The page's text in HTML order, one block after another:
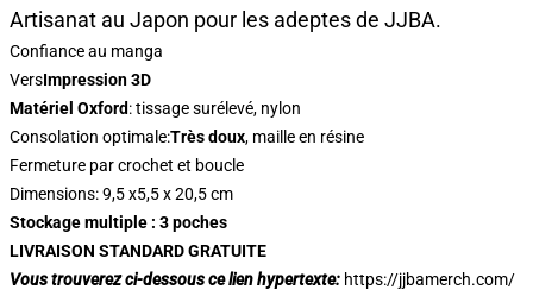
Artisanat au Japon pour les adeptes de JJBA.
Confiance au manga
VersImpression 3D
Matériel Oxford: tissage surélevé, nylon
Consolation optimale:Très doux, maille en résine
Fermeture par crochet et boucle
Dimensions: 9,5 x5,5 x 20,5 cm
Stockage multiple : 3 poches
LIVRAISON STANDARD GRATUITE
Vous trouverez ci-dessous ce lien hypertexte: https://jjbamerch.com/